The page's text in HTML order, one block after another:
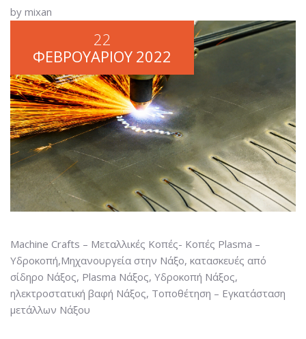
by mixan
22
ΦΕΒΡΟΥΑΡΊΟΥ 2022
Machine Crafts – Μεταλλικές Κοπές- Κοπές Plasma –
Υδροκοπή,Μηχανουργεία στην Νάξο, κατασκευές από
σίδηρο Νάξος, Plasma Νάξος, Υδροκοπή Νάξος,
ηλεκτροστατική βαφή Νάξος, Τοποθέτηση – Εγκατάσταση
μετάλλων Νάξου